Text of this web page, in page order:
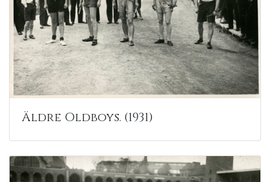
Äldre Oldboys. (1931)